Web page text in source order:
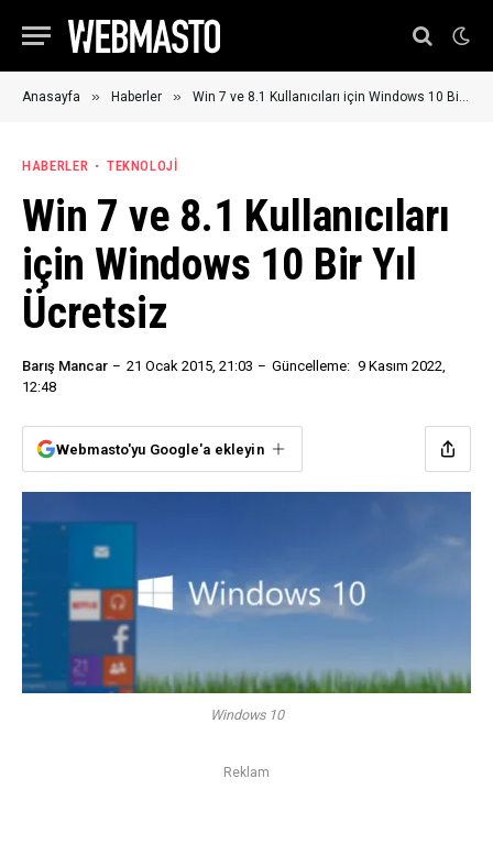
Anasayfa » Haberler » Win 7 ve 8.1 Kullanıcıları için Windows 10 Bir Yıl Ücretsiz
HABERLER TEKNOLOJI
Win 7 ve 8.1 Kullanıcıları
için Windows 10 Bir Yıl
Ücretsiz
Barış Mancar 21 Ocak 2015, 21:03 Güncelleme: 9 Kasım 2022,
12:48
Webmasto'yu Google'a ekleyin
Windows 10
Reklam